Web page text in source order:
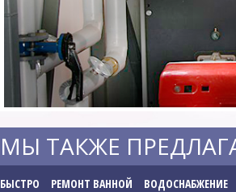
МЫ ТАКЖЕ
БЫСТРО РЕМОНТ ВАННОЙ ВОДОСНАБЖЕНИЕ